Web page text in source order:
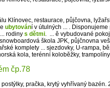
Klínovec, restaurace, půjčovna,
ubytování v útulných ... .
rodiny s dětmi. ... ě vybudované
škola JPK, půjčnovna
komplety ... sjezdovky, U-rampa,
kola, terénní koloběžky,
čp.78
pračka, krytý vyhřívaný bazén.